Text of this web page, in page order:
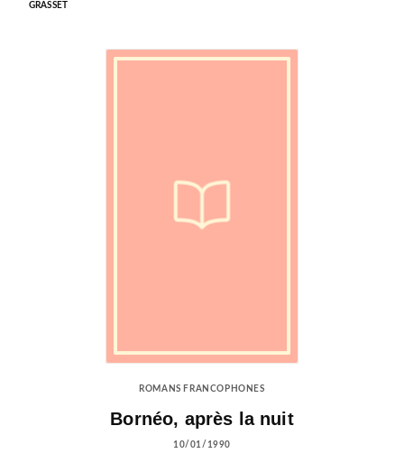
GRASSET
ROMANS FRANCOPHONES
Bornéo, après la nuit
10/01/1990